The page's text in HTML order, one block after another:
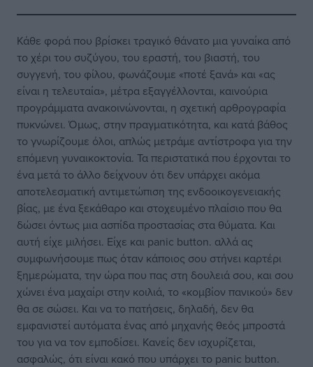
Κάθε φορά που βρίσκει τραγικό θάνατο μια γυναίκα από
το χέρι του συζύγου, του εραστή, του βιαστή, του
συγγενή, του φίλου, φωνάζουμε «ποτέ ξανά» και «ας
είναι η τελευταία», μέτρα εξαγγέλλονται, καινούρια
προγράμματα ανακοινώνονται, η σχετική αρθρογραφία
πυκνώνει. Όμως, στην πραγματικότητα, και κατά βάθος
το γνωρίζουμε όλοι, απλώς μετράμε αντίστροφα για την
επόμενη γυναικοκτονία. Τα περιστατικά που έρχονται το
ένα μετά το άλλο δείχνουν ότι δεν υπάρχει ακόμα
αποτελεσματική αντιμετώπιση της ενδοοικογενειακής
βίας, με ένα ξεκάθαρο και στοχευμένο πλαίσιο που θα
δώσει όντως μια ασπίδα προστασίας στα θύματα. Και
αυτή είχε μιλήσει. Είχε και panic button. αλλά ας
συμφωνήσουμε πως όταν κάποιος σου στήνει καρτέρι
ξημερώματα, την ώρα που πας στη δουλειά σου, και σου
χώνει ένα μαχαίρι στην κοιλιά, το «κομβίον πανικού» δεν
θα σε σώσει. Και να το πατήσεις, δηλαδή, δεν θα
εμφανιστεί αυτόματα ένας από μηχανής θεός μπροστά
του για να τον εμποδίσει. Κανείς δεν ισχυρίζεται,
ασφαλώς, ότι είναι κακό που υπάρχει το panic button.